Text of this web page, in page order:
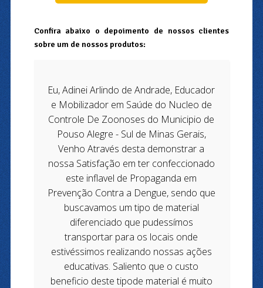
Confira abaixo o depoimento de nossos clientes
sobre um de nossos produtos:
Eu, Adinei Arlindo de Andrade, Educador
e Mobilizador em Saúde do Nucleo de
Controle De Zoonoses do Municipio de
Pouso Alegre - Sul de Minas Gerais,
Venho Através desta demonstrar a
nossa Satisfação em ter confeccionado
este inflavel de Propaganda em
Prevenção Contra a Dengue, sendo que
buscavamos um tipo de material
diferenciado que pudessímos
transportar para os locais onde
estivéssimos realizando nossas ações
educativas. Saliento que o custo
beneficio deste tipode material é muito